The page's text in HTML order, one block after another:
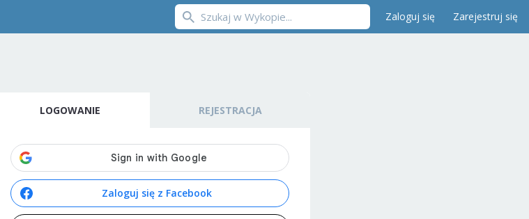
Zaloguj się Zarejestruj się
LOGOWANIE REJESTRACJA
Zaloguj się z Facebook